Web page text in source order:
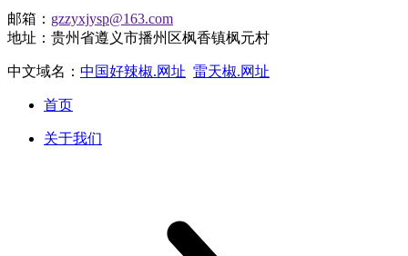
邮箱： gzzyxjysp@163.com
地址：贵州省遵义市播州区枫香镇枫元村
中文域名： 中国好辣椒.网址 雷天椒.网址
首页
关于我们